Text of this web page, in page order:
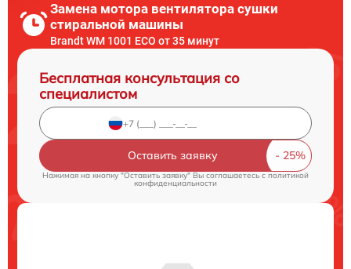
Замена мотора вентилятора сушки
стиральной машины
Brandt WM 1001 ECO от 35 минут
Бесплатная консультация со
специалистом
Оставить заявку
Нажимая на кнопку "Оставить заявку" Вы соглашаетесь c политикой
конфиденциальности